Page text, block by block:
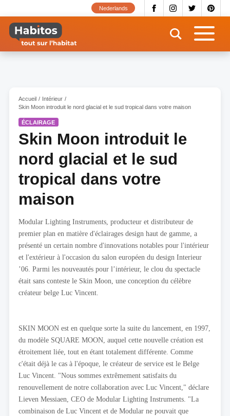
contenu
principal
Nederlands
Accueil
Intérieur
Skin Moon introduit le nord glacial et le sud tropical dans votre maison
ÉCLAIRAGE
Skin Moon introduit le
nord glacial et le sud
tropical dans votre
maison
Modular Lighting Instruments, producteur et distributeur de
premier plan en matière d'éclairages design haut de gamme, a
présenté un certain nombre d'innovations notables pour l'intérieur
et l'extérieur à l'occasion du salon européen du design Interieur
’06. Parmi les nouveautés pour l’intérieur, le clou du spectacle
était sans conteste le Skin Moon, une conception du célèbre
créateur belge Luc Vincent.
SKIN MOON est en quelque sorte la suite du lancement, en 1997,
du modèle SQUARE MOON, auquel cette nouvelle création est
étroitement liée, tout en étant totalement différente. Comme
c'était déjà le cas à l'époque, le créateur de service est le Belge
Luc Vincent. "Nous sommes extrêmement satisfaits du
renouvellement de notre collaboration avec Luc Vincent," déclare
Lieven Messiaen, CEO de Modular Lighting Instruments. "La
combinaison de Luc Vincent et de Modular ne pouvait que